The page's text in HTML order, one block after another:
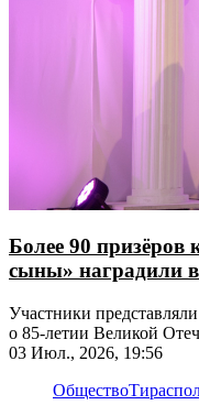
Более 90 призёров
сыны» наградили
Участники
о 85-летии Великой
писателях
03 Июл., 2026, 19:56
Общество